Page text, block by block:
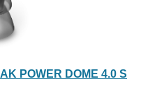
POWER DOME 4.0 S